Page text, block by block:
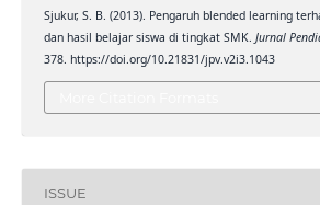
Sjukur, S. B. (2013). Pengaruh blended learning
dan hasil belajar siswa di tingkat SMK. Jurnal
378. https://doi.org/10.21831/jpv.v2i3.1043
ISSUE